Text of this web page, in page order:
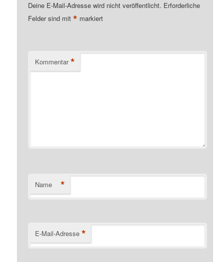
Deine E-Mail-Adresse wird nicht veröffentlicht. Erforderliche
Felder sind mit* markiert
Kommentar *
Name *
E-Mail-Adresse *